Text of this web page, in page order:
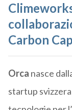
Carbon
Orca nasce
startup